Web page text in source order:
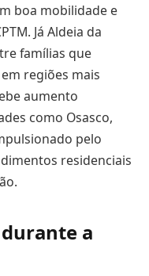
boa mobilidade e
Já Aldeia da
famílias que
regiões mais
aumento
como Osasco,
pelo
residenciais
a